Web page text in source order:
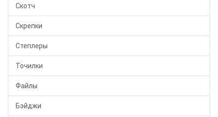
Скотч
Скрепки
Степлеры
Точилки
Файлы
Бэйджи